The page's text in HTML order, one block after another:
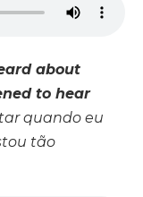
about
to hear
quando eu
tão